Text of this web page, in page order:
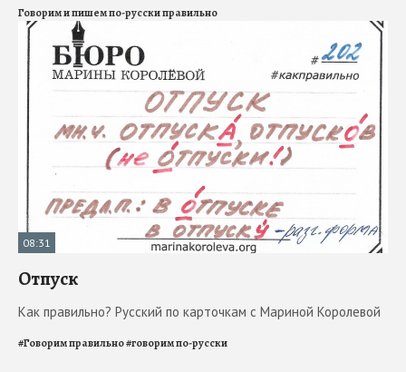
Говорим и пишем по-русски правильно
08:31
Отпуск
Как правильно? Русский по карточкам с Мариной Королевой
#Говорим правильно#говорим по-русски